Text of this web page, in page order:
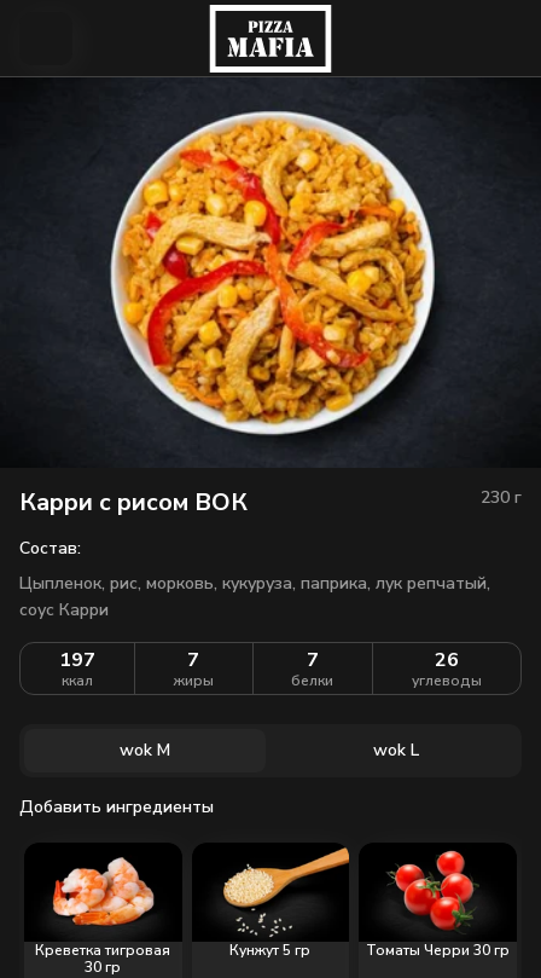
Карри с рисом ВОК 230 г
Состав:
Цыпленок, рис, морковь, кукуруза, паприка, лук репчатый,
соус Карри
197
ккал
7
жиры
7
белки
26
углеводы
wok M wok L
Добавить ингредиенты
Креветка тигровая
30 гр
Кунжут 5 гр Томаты Черри 30 гр